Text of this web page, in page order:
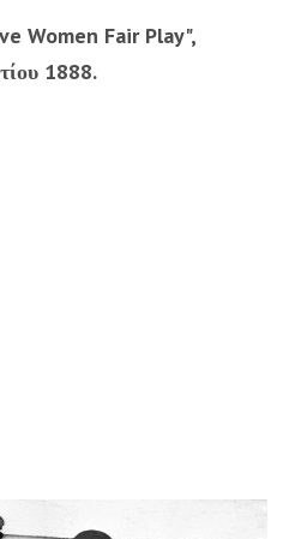
Women Fair Play",
1888.